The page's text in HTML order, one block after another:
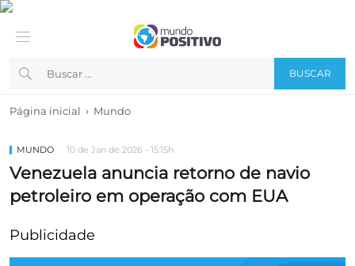
BUSCAR
Página inicial › Mundo
MUNDO 10 de Jan de 2026 - 15:15h
Venezuela anuncia retorno de navio
petroleiro em operação com EUA
Publicidade